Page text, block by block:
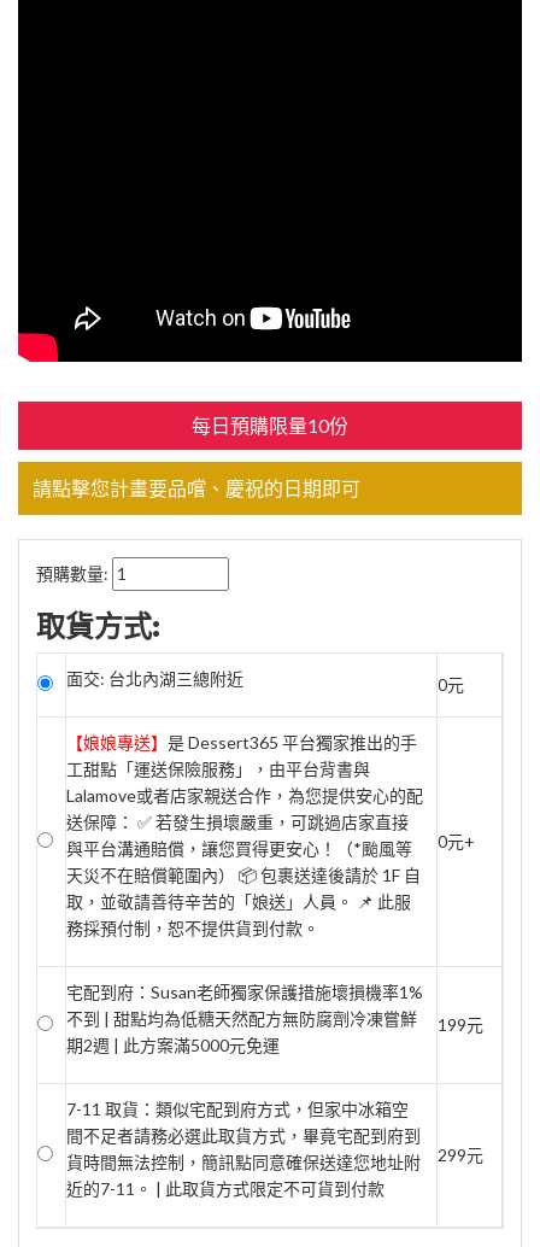
每日預購限量10份
請點擊您計畫要品嚐、慶祝的日期即可
預購數量:
取貨方式:
面交: 台北內湖三總附近 0元
【娘娘專送】 是 Dessert365 平台獨家推出的手
工甜點「運送保險服務」，由平台背書與
Lalamove或者店家親送合作，為您提供安心的配
送保障： ✅ 若發生損壞嚴重，可跳過店家直接
與平台溝通賠償，讓您買得更安心！（*颱風等
天災不在賠償範圍內） 📦 包裹送達後請於 1F 自
取，並敬請善待辛苦的「娘送」人員。 📌 此服
務採預付制，恕不提供貨到付款。
0元+
宅配到府：Susan老師獨家保護措施壞損機率1%
不到 | 甜點均為低糖天然配方無防腐劑冷凍嘗鮮
期2週 | 此方案滿5000元免運
199元
7-11 取貨：類似宅配到府方式，但家中冰箱空
間不足者請務必選此取貨方式，畢竟宅配到府到
貨時間無法控制，簡訊點同意確保送達您地址附
近的7-11。 | 此取貨方式限定不可貨到付款
299元